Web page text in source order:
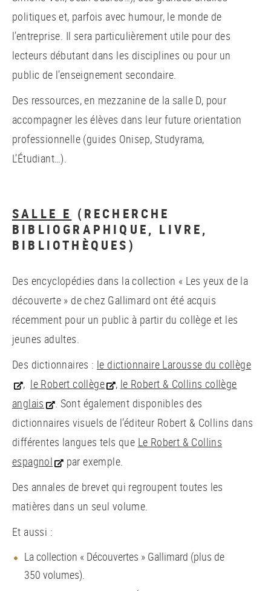
politiques et, parfois avec humour, le monde de
l’entreprise. Il sera particulièrement utile pour des
lecteurs débutant dans les disciplines ou pour un
public de l’enseignement secondaire.
Des ressources, en mezzanine de la salle D, pour
accompagner les élèves dans leur future orientation
professionnelle (guides Onisep, Studyrama,
L’Étudiant…).
SALLE E (RECHERCHE
BIBLIOGRAPHIQUE, LIVRE,
BIBLIOTHÈQUES)
Des encyclopédies dans la collection « Les yeux de la
découverte » de chez Gallimard ont été acquis
récemment pour un public à partir du collège et les
jeunes adultes.
Des dictionnaires : le dictionnaire Larousse du collège
, le Robert collège , le Robert & Collins collège
anglais
. Sont également disponibles des
dictionnaires visuels de l’éditeur Robert & Collins dans
différentes langues tels que Le Robert & Collins
espagnol
par exemple.
Des annales de brevet qui regroupent toutes les
matières dans un seul volume.
Et aussi :
La collection « Découvertes » Gallimard (plus de
350 volumes).